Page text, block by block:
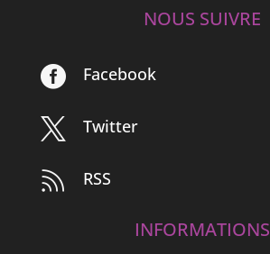
NOUS SUIVRE
 Facebook
 Twitter
 RSS
INFORMATIONS